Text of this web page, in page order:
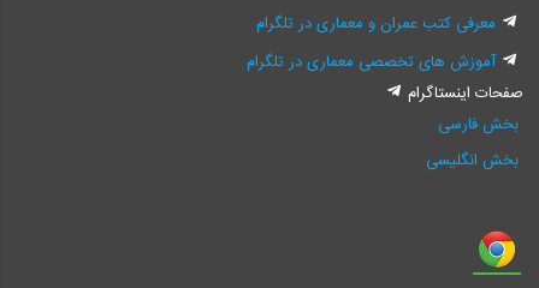
معرفی کتب عمران و معماری در تلگرام
آموزش های تخصصی معماری در تلگرام
صفحات اینستاگرام
بخش فارسی
بخش انگلیسی